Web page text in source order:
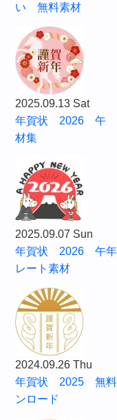
い 無料素材
2025.09.13 Sat
年賀状 2026 午
材集
2025.09.07 Sun
年賀状 2026 午年
レート素材
2024.09.26 Thu
年賀状 2025 無料
ンロード